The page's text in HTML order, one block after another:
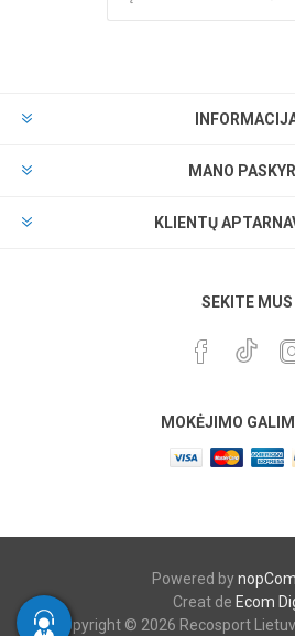
MANO
KLIENTŲ
SEKITE MUS
MOKĖJIMO
Powered by
Creat de Ecom
Copyright © 2026 Recosport